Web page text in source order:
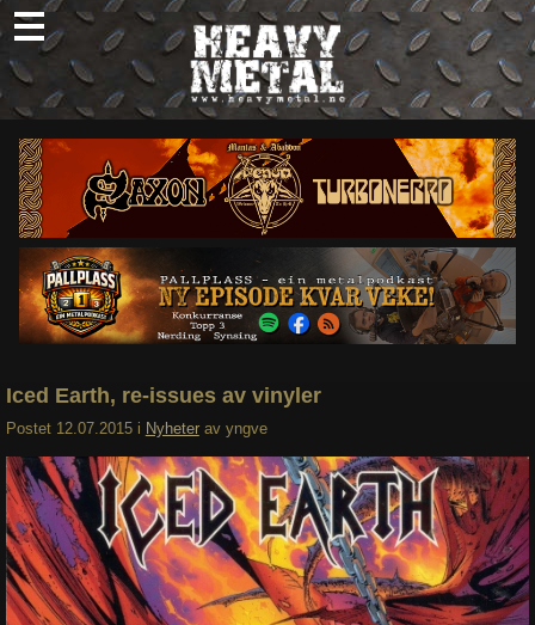
Skip
to
content
Nyheter
Omtaler
Intervjuer
Om oss
Abonner
Søk
Iced Earth, re-issues av vinyler
Postet 12.07.2015 i Nyheter av yngve